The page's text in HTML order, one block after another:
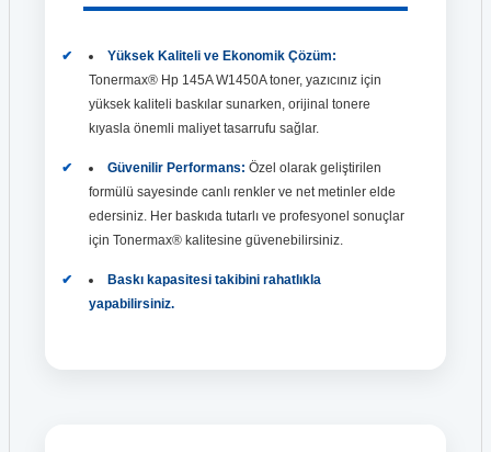
Yüksek Kaliteli ve Ekonomik Çözüm:
Tonermax® Hp 145A W1450A toner, yazıcınız için
yüksek kaliteli baskılar sunarken, orijinal tonere
kıyasla önemli maliyet tasarrufu sağlar.
Güvenilir Performans: Özel olarak geliştirilen
formülü sayesinde canlı renkler ve net metinler elde
edersiniz. Her baskıda tutarlı ve profesyonel sonuçlar
için Tonermax® kalitesine güvenebilirsiniz.
Baskı kapasitesi takibini rahatlıkla
yapabilirsiniz.